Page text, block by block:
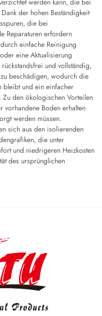
der hohen Beständigkeit
die bei
Reparaturen erfordern
einfache Reinigung
eine Aktualisierung
und vollständig,
beschädigen, wodurch die
bleibt und ein einfacher
den ökologischen Vorteilen
Boden erhalten
werden müssen.
sich aus den isolierenden
die unter
und niedrigeren Heizkosten
des ursprünglichen